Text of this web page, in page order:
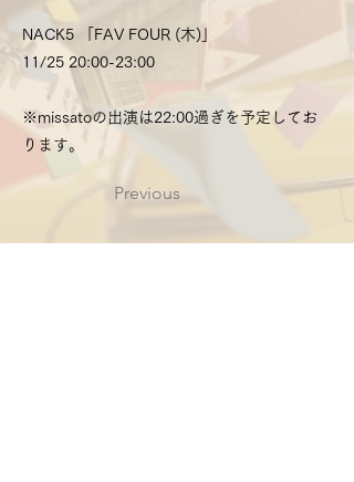
NACK5 「FAV FOUR (木)」
11/25 20:00-23:00
※missatoの出演は22:00過ぎを予定してお
ります。
Previous
Next